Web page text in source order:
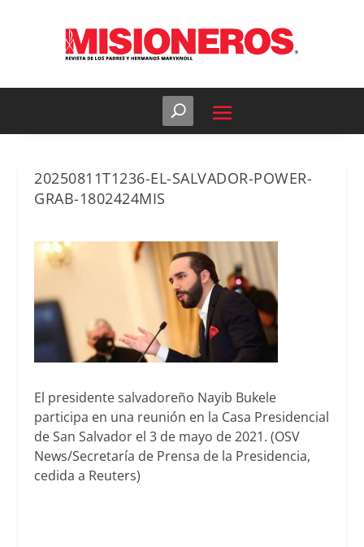
20250811T1236-EL-SALVADOR-POWER-
GRAB-1802424MIS
El presidente salvadoreño Nayib Bukele
participa en una reunión en la Casa Presidencial
de San Salvador el 3 de mayo de 2021. (OSV
News/Secretaría de Prensa de la Presidencia,
cedida a Reuters)